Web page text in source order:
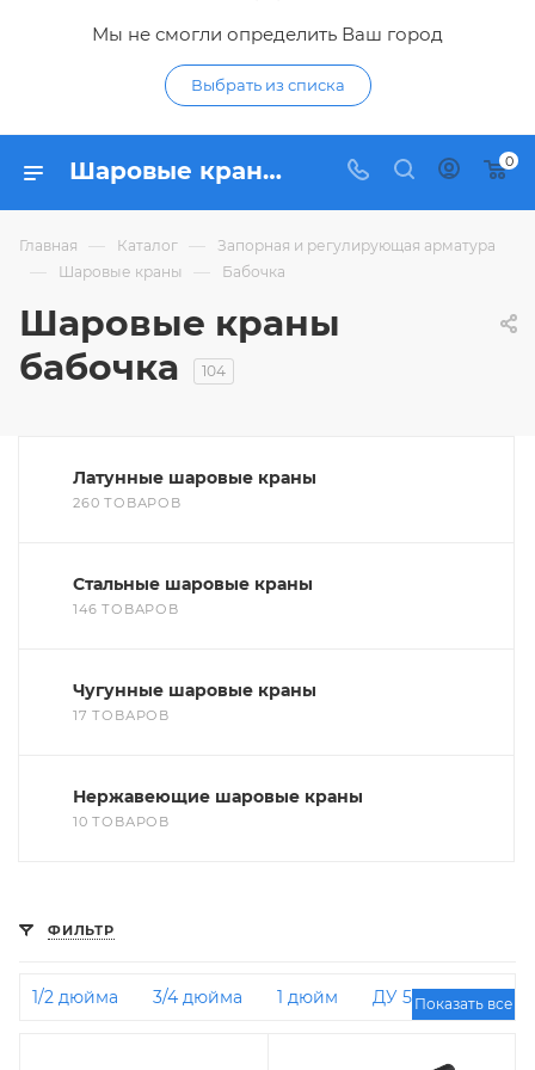
Мы не смогли определить Ваш город
Выбрать из списка
Шаровые краны бабочка - купить шаровый кран бабочка по низким ценам в интернет-магазине Гидропромтехника в Курске 0
Главная — Каталог — Запорная и регулирующая арматура
— Шаровые краны — Бабочка
Шаровые краны
бабочка
104
Латунные шаровые краны
260 ТОВАРОВ
Стальные шаровые краны
146 ТОВАРОВ
Чугунные шаровые краны
17 ТОВАРОВ
Нержавеющие шаровые краны
10 ТОВАРОВ
ФИЛЬТР
1/2 дюйма 3/4 дюйма 1 дюйм
ДУ 50Показать все